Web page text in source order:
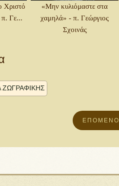
Χριστό
π. Γε...
«Μην κυλιόμαστε στα
χαμηλά» - π. Γεώργιος
Σχοινάς
ΖΩΓΡΑΦΙΚΗΣ
ΕΠΌΜΕΝΟ